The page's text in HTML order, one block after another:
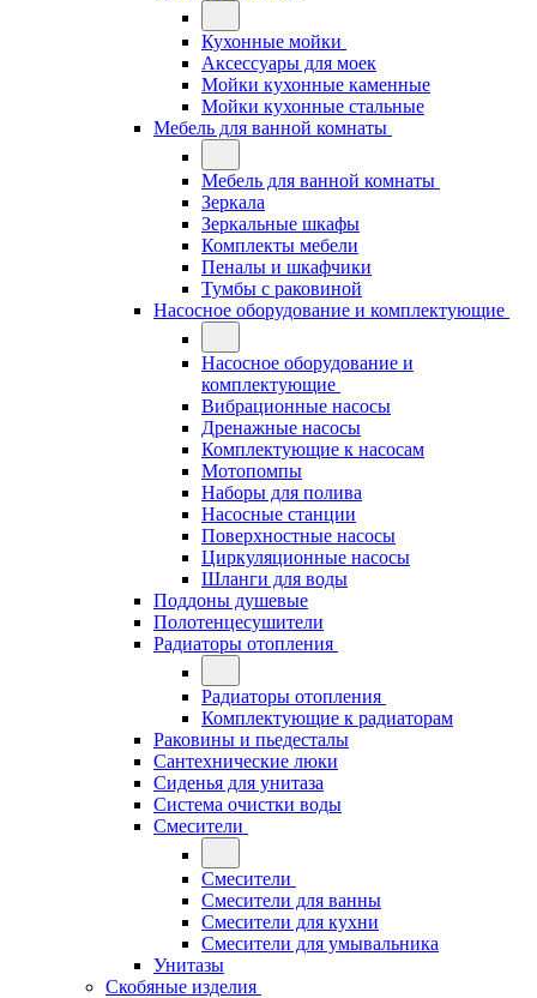
Кухонные мойки
Аксессуары для моек
Мойки кухонные каменные
Мойки кухонные стальные
Мебель для ванной комнаты
Мебель для ванной комнаты
Зеркала
Зеркальные шкафы
Комплекты мебели
Пеналы и шкафчики
Тумбы с раковиной
Насосное оборудование и комплектующие
Насосное оборудование и
комплектующие
Вибрационные насосы
Дренажные насосы
Комплектующие к насосам
Мотопомпы
Наборы для полива
Насосные станции
Поверхностные насосы
Циркуляционные насосы
Шланги для воды
Поддоны душевые
Полотенцесушители
Радиаторы отопления
Радиаторы отопления
Комплектующие к радиаторам
Раковины и пьедесталы
Сантехнические люки
Сиденья для унитаза
Система очистки воды
Смесители
Смесители
Смесители для ванны
Смесители для кухни
Смесители для умывальника
Унитазы
Скобяные изделия